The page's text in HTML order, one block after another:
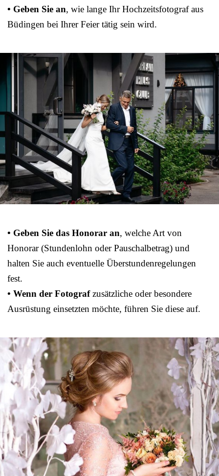
• Geben Sie an, wie lange Ihr Hochzeitsfotograf aus
Büdingen bei Ihrer Feier tätig sein wird.
• Geben Sie das Honorar an, welche Art von
Honorar (Stundenlohn oder Pauschalbetrag) und
halten Sie auch eventuelle Überstundenregelungen
fest.
• Wenn der Fotografzusätzliche oder besondere
Ausrüstung einsetzten möchte, führen Sie diese auf.